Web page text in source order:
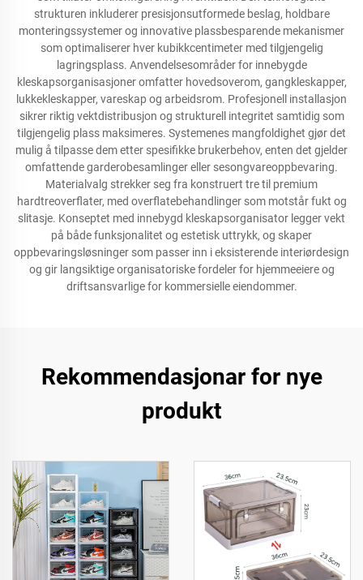
strukturen inkluderer presisjonsutformede beslag, holdbare
monteringssystemer og innovative plassbesparende mekanismer
som optimaliserer hver kubikkcentimeter med tilgjengelig
lagringsplass. Anvendelsesområder for innebygde
kleskapsorganisasjoner omfatter hovedsoverom, gangkleskapper,
lukkekleskapper, vareskap og arbeidsrom. Profesjonell installasjon
sikrer riktig vektdistribusjon og strukturell integritet samtidig som
tilgjengelig plass maksimeres. Systemenes mangfoldighet gjør det
mulig å tilpasse dem etter spesifikke brukerbehov, enten det gjelder
omfattende garderobesamlinger eller sesongvareoppbevaring.
Materialvalg strekker seg fra konstruert tre til premium
hardtreoverflater, med overflatebehandlinger som motstår fukt og
slitasje. Konseptet med innebygd kleskapsorganisator legger vekt
på både funksjonalitet og estetisk uttrykk, og skaper
oppbevaringsløsninger som passer inn i eksisterende interiørdesign
og gir langsiktige organisatoriske fordeler for hjemmeeiere og
driftsansvarlige for kommersielle eiendommer.
Rekommendasjonar for nye
produkt